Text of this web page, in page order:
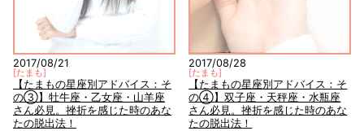
2017/08/21
[たまも]
【たまもの星座別アドバイス：そ
の③】牡牛座・乙女座・山羊座
さん必見。挫折を感じた時のあな
たの脱出法！
2017/08/28
[たまも]
【たまもの星座別アドバイス：そ
の④】双子座・天秤座・水瓶座
さん必見。挫折を感じた時のあな
たの脱出法！